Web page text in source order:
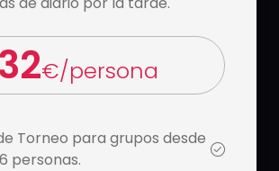
32€/persona
Torneo para grupos desde
personas.